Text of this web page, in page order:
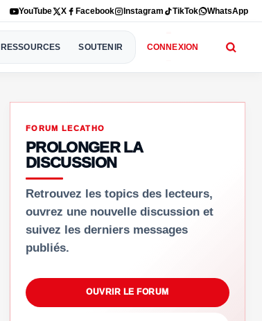
YouTube X Facebook Instagram TikTok WhatsApp
RESSOURCES SOUTENIR CONNEXION
FORUM LECATHO
PROLONGER LA
DISCUSSION
Retrouvez les topics des lecteurs,
ouvrez une nouvelle discussion et
suivez les derniers messages
publiés.
OUVRIR LE FORUM